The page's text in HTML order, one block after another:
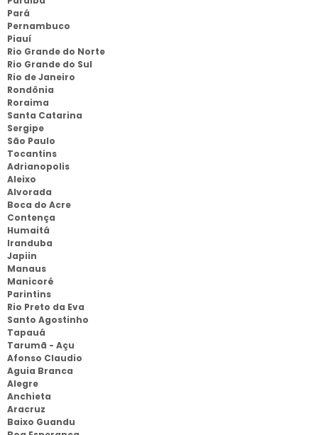
Pará
Pernambuco
Piauí
Rio Grande do Norte
Rio Grande do Sul
Rio de Janeiro
Rondônia
Roraima
Santa Catarina
Sergipe
São Paulo
Tocantins
Adrianopolis
Aleixo
Alvorada
Boca do Acre
Contença
Humaitá
Iranduba
Japiin
Manaus
Manicoré
Parintins
Rio Preto da Eva
Santo Agostinho
Tapauá
Tarumã - Açu
Afonso Claudio
Aguia Branca
Alegre
Anchieta
Aracruz
Baixo Guandu